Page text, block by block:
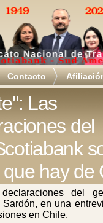
Contacto
Las
del
hay de
del
en una
en Chile.